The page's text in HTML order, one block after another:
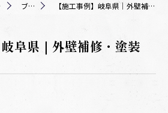
ブログ 【施工事例】岐阜県｜外壁補修・塗装工事
岐阜県｜外壁補修・塗装